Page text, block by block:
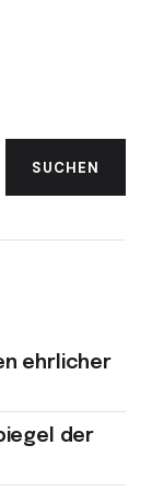
SUCHEN
ehrlicher
der